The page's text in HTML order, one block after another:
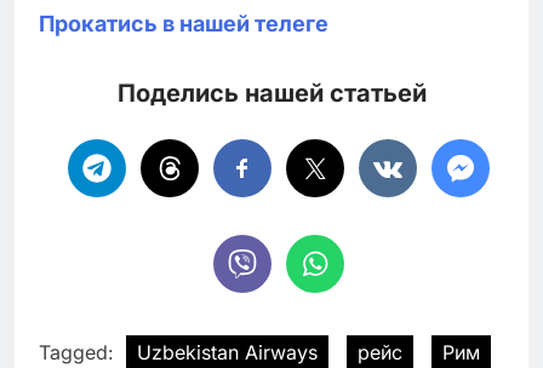
Прокатись в нашей телеге
Поделись нашей статьей
Tagged: Uzbekistan Airways рейс
Рим